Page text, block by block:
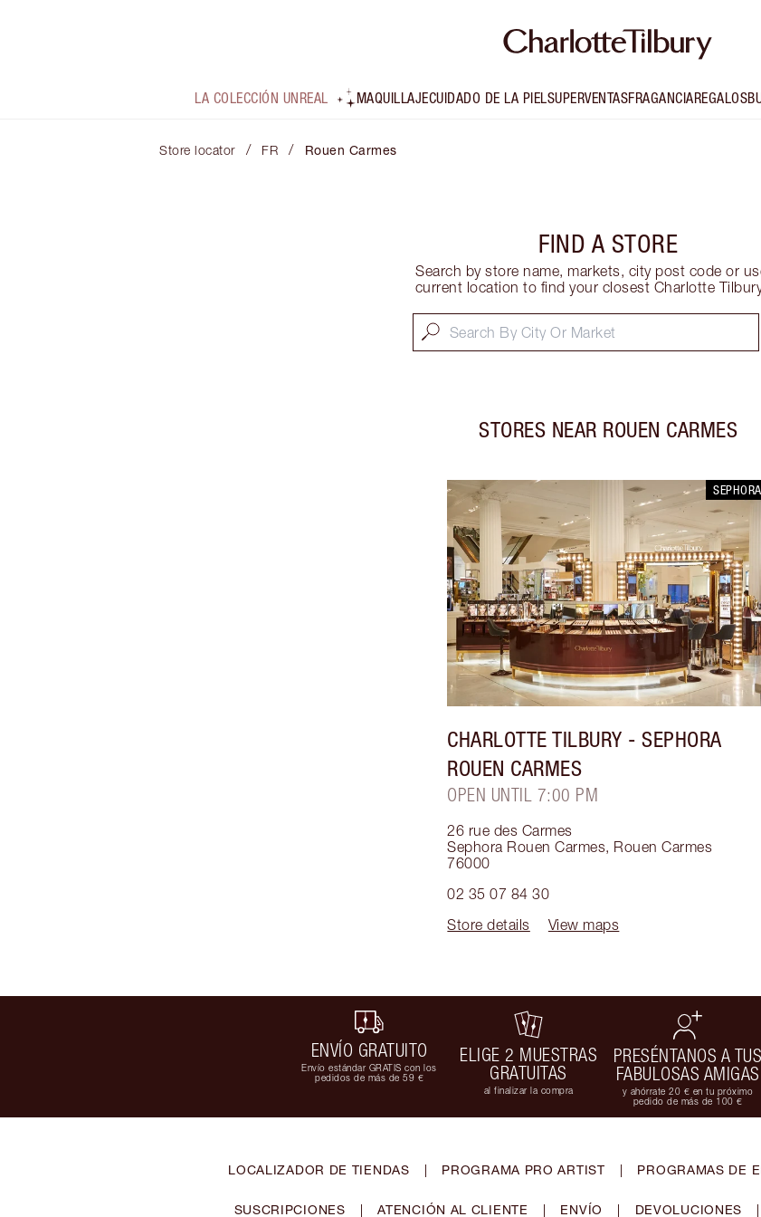
LA COLECCIÓN UNREAL MAQUILLAJECUIDADO DE LA PIELSUPERVENTASFRAGANCIAREGALOS
Store locator / FR / Rouen Carmes
FIND A STORE
Search by store name, markets, city post code or
current location to find your closest Charlotte
STORES NEAR ROUEN CARMES
SEPHORA
CHARLOTTE TILBURY - SEPHORA
ROUEN CARMES
OPEN UNTIL 7:00 PM
26 rue des Carmes
Sephora Rouen Carmes, Rouen Carmes
76000
02 35 07 84 30
Store details
View maps
ENVÍO GRATUITO
Envío estándar GRATIS con los
pedidos de más de 59 €
ELIGE 2 MUESTRAS
GRATUITAS
al finalizar la compra
PRESÉNTANOS A TUS
FABULOSAS AMIGAS
y ahórrate 20 € en tu próximo
pedido de más de 100 €
LOCALIZADOR DE TIENDAS | PROGRAMA PRO ARTIST | PROGRAMAS DE
SUSCRIPCIONES | ATENCIÓN AL CLIENTE | ENVÍO | DEVOLUCIONES |